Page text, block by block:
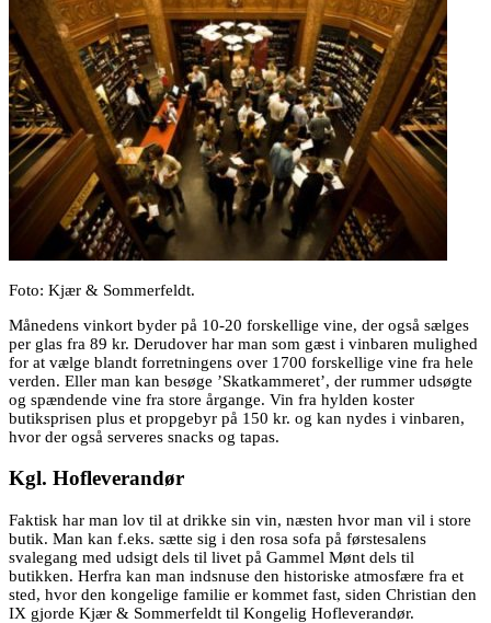
Foto: Kjær & Sommerfeldt.
Månedens vinkort byder på 10-20 forskellige vine, der også sælges
per glas fra 89 kr. Derudover har man som gæst i vinbaren mulighed
for at vælge blandt forretningens over 1700 forskellige vine fra hele
verden. Eller man kan besøge ’Skatkammeret’, der rummer udsøgte
og spændende vine fra store årgange. Vin fra hylden koster
butiksprisen plus et propgebyr på 150 kr. og kan nydes i vinbaren,
hvor der også serveres snacks og tapas.
Kgl. Hofleverandør
Faktisk har man lov til at drikke sin vin, næsten hvor man vil i store
butik. Man kan f.eks. sætte sig i den rosa sofa på førstesalens
svalegang med udsigt dels til livet på Gammel Mønt dels til
butikken. Herfra kan man indsnuse den historiske atmosfære fra et
sted, hvor den kongelige familie er kommet fast, siden Christian den
IX gjorde Kjær & Sommerfeldt til Kongelig Hofleverandør.